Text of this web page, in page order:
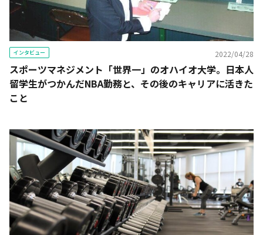
インタビュー 2022/04/28
スポーツマネジメント「世界一」のオハイオ大学。日本人
留学生がつかんだNBA勤務と、その後のキャリアに活きた
こと